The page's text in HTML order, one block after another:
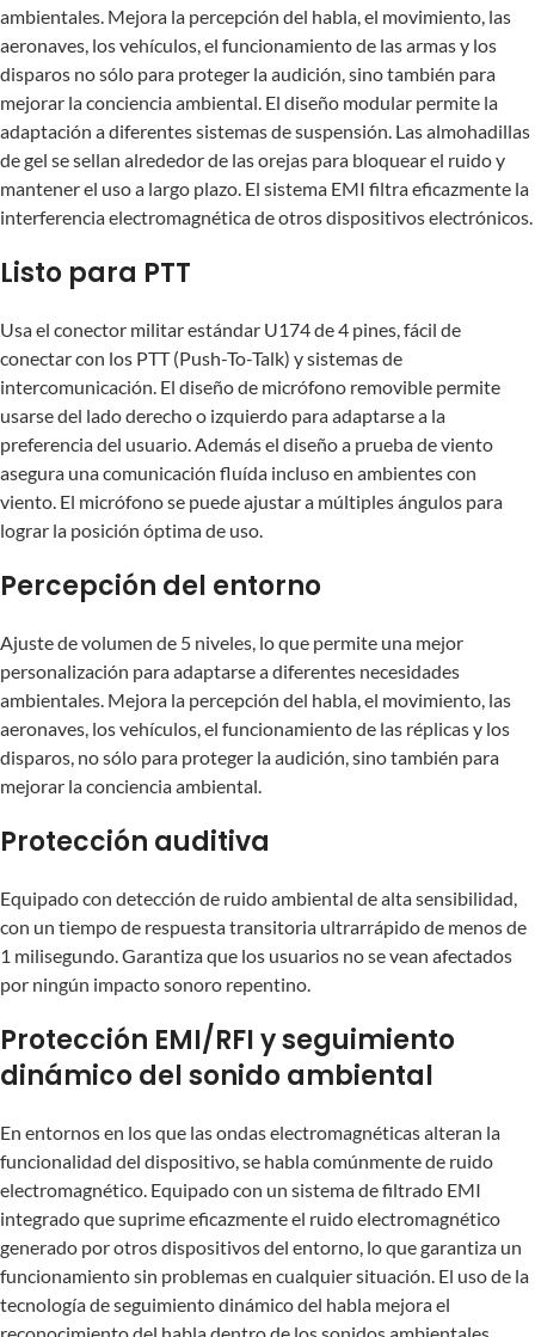
ambientales. Mejora la percepción del habla, el movimiento, las
aeronaves, los vehículos, el funcionamiento de las armas y los
disparos no sólo para proteger la audición, sino también para
mejorar la conciencia ambiental. El diseño modular permite la
adaptación a diferentes sistemas de suspensión. Las almohadillas
de gel se sellan alrededor de las orejas para bloquear el ruido y
mantener el uso a largo plazo. El sistema EMI filtra eficazmente la
interferencia electromagnética de otros dispositivos electrónicos.
Listo para PTT
Usa el conector militar estándar U174 de 4 pines, fácil de
conectar con los PTT (Push-To-Talk) y sistemas de
intercomunicación. El diseño de micrófono removible permite
usarse del lado derecho o izquierdo para adaptarse a la
preferencia del usuario. Además el diseño a prueba de viento
asegura una comunicación fluída incluso en ambientes con
viento. El micrófono se puede ajustar a múltiples ángulos para
lograr la posición óptima de uso.
Percepción del entorno
Ajuste de volumen de 5 niveles, lo que permite una mejor
personalización para adaptarse a diferentes necesidades
ambientales. Mejora la percepción del habla, el movimiento, las
aeronaves, los vehículos, el funcionamiento de las réplicas y los
disparos, no sólo para proteger la audición, sino también para
mejorar la conciencia ambiental.
Protección auditiva
Equipado con detección de ruido ambiental de alta sensibilidad,
con un tiempo de respuesta transitoria ultrarrápido de menos de
1 milisegundo. Garantiza que los usuarios no se vean afectados
por ningún impacto sonoro repentino.
Protección EMI/RFI y seguimiento
dinámico del sonido ambiental
En entornos en los que las ondas electromagnéticas alteran la
funcionalidad del dispositivo, se habla comúnmente de ruido
electromagnético. Equipado con un sistema de filtrado EMI
integrado que suprime eficazmente el ruido electromagnético
generado por otros dispositivos del entorno, lo que garantiza un
funcionamiento sin problemas en cualquier situación. El uso de la
tecnología de seguimiento dinámico del habla mejora el